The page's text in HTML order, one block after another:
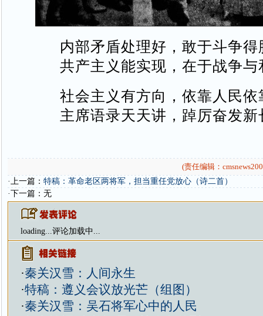
内部矛盾处理好，敢于斗争得
共产主义能实现，在于战争与
社会主义有方向，依靠人民依
主席语录天天讲，踔厉奋发新
(责任编辑：
·上一篇： 特稿：革命老区两将军，担当重任党放心（诗二首）
·下一篇：无
loading...评论加载中...
·秦关汉雪：人间永生
·特稿：遵义会议放光芒（组图）
·秦关汉雪：吴石将军心中的人民